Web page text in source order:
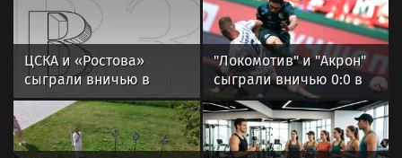
ЦСКА и «Ростова»
сыграли вничью в
третьем туре РПЛ
"Локомотив" и "Акрон"
сыграли вничью 0:0 в
матче РПЛ